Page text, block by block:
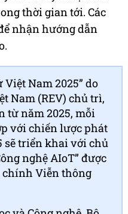
thời gian tới. Các
nhận hướng dẫn
Nam 2025” do
Nam (REV) chủ trì,
từ năm 2025, mỗi
với chiến lược phát
sẽ triển khai với chủ
nghệ AIoT” được
chính Viễn thông